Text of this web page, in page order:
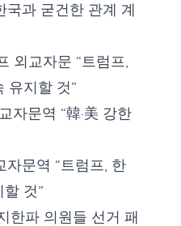
국과 굳건한 관계 계
외교자문 “트럼프,
유지할 것”
자문역 “韓·美 강한
자문역 “트럼프, 한
것”
한파 의원들 선거 패